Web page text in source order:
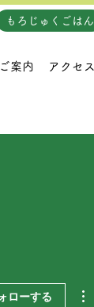
もろじゅくごはん
案内 アクセス
ローする